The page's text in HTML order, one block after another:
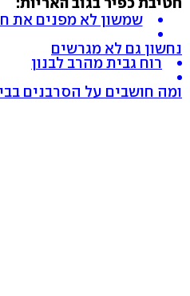
שמשון לא מפנים את
נחשון גם לא מגרשים
רוח גבית מהרב לבנון
ומה חושבים על הסרבנים